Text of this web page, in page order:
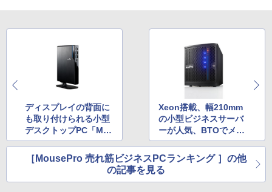
ディスプレイの背面に
も取り付けられる小型
デスクトップPC「Mo
usePro M」が人気
Xeon搭載、幅210mm
の小型ビジネスサーバ
ーが人気、BTOでメモ
リ・SSDのカスタマイ
ズ可能
［MousePro 売れ筋ビジネスPCランキング ］の他
の記事を見る